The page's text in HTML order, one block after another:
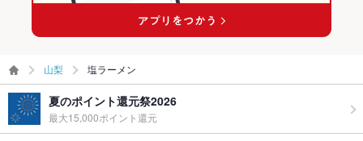
山梨 塩ラーメン
夏のポイント還元祭2026
最大15,000ポイント還元